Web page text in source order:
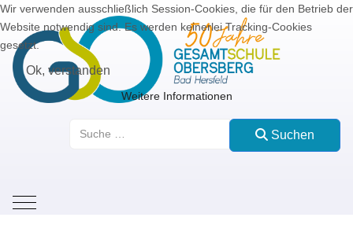
Suchen
Mobile Menu Toggle
Wir verwenden ausschließlich Session-Cookies, die für den Betrieb der
Website notwendig sind. Es werden keinerlei Tracking-Cookies
gesetzt.
Ok, verstanden
Weitere Informationen